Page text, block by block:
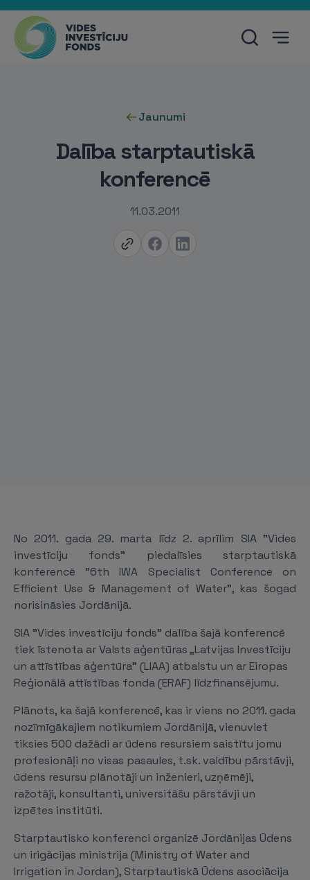
Jaunumi
Dalība starptautiskā
konferencē
11.03.2011
No 2011. gada 29. marta līdz 2. aprīlim SIA "Vides
investīciju fonds" piedalīsies starptautiskā
konferencē "6th IWA Specialist Conference on
Efficient Use & Management of Water", kas šogad
norisināsies Jordānijā.
SIA "Vides investīciju fonds" dalība šajā konferencē
tiek īstenota ar Valsts aģentūras „Latvijas Investīciju
un attīstības aģentūra" (LIAA) atbalstu un ar Eiropas
Reģionālā attīstības fonda (ERAF) līdzfinansējumu.
Plānots, ka šajā konferencē, kas ir viens no 2011. gada
nozīmīgākajiem notikumiem Jordānijā, vienuviet
tiksies 500 dažādi ar ūdens resursiem saistītu jomu
profesionāļi no visas pasaules, t.sk. valdību pārstāvji,
ūdens resursu plānotāji un inženieri, uzņēmēji,
ražotāji, konsultanti, universitāšu pārstāvji un
izpētes institūti.
Starptautisko konferenci organizē Jordānijas Ūdens
un irigācijas ministrija (Ministry of Water and
Irrigation in Jordan), Starptautiskā Ūdens asociācija